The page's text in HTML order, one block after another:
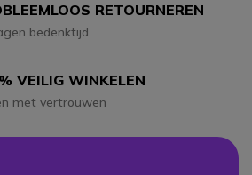
RETOURNEREN
bedenktijd
VEILIG WINKELEN
met vertrouwen